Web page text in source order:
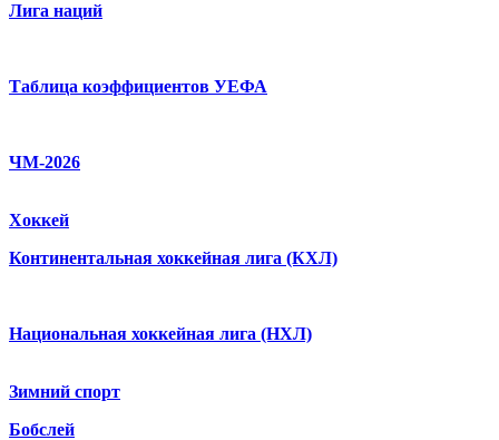
Лига наций
Таблица коэффициентов УЕФА
ЧМ-2026
Хоккей
Континентальная хоккейная лига (КХЛ)
Национальная хоккейная лига (НХЛ)
Зимний спорт
Бобслей